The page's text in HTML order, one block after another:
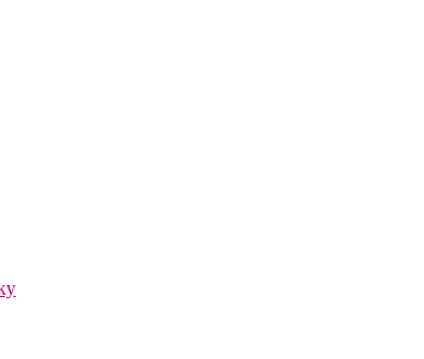
štýle má priestranné posedenie s TV s plochou
štýle má posedenie s TV s plochou obrazovkou
vo wellness alebo fitness centre. Rezort má
Pešia turistika, Jazda na kanoe,